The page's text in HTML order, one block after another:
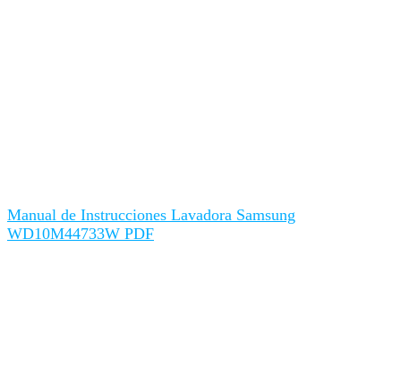
Manual de Instrucciones Lavadora Samsung
WD10M44733W PDF